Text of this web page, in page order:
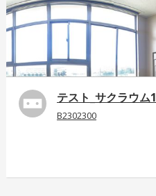
テスト_サクラウム1
B2302300